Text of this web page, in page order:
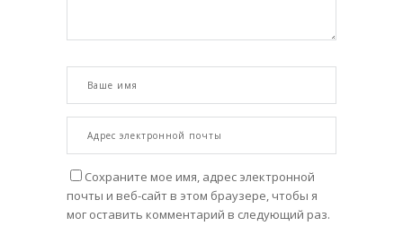
Сохраните мое имя, адрес электронной
почты и веб-сайт в этом браузере, чтобы я
мог оставить комментарий в следующий раз.